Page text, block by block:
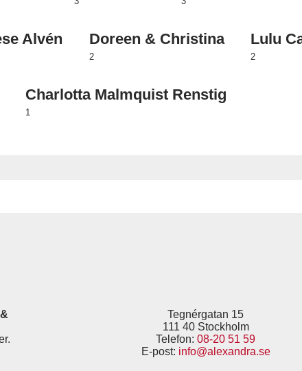
Alvén Doreen & Christina
2
Lulu
2
Charlotta Malmquist Renstig
1
Tegnérgatan 15
111 40 Stockholm
Telefon:08-20 51 59
E-post: info@alexandra.se